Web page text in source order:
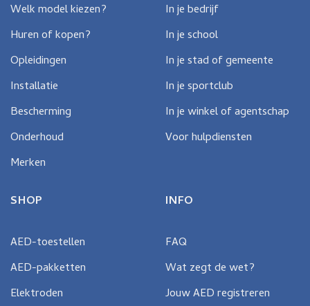
op
productpagina
Welk model kiezen?
Huren of kopen?
Opleidingen
Installatie
Bescherming
Onderhoud
Merken
In je bedrijf
In je school
In je stad of gemeente
In je sportclub
In je winkel of agentschap
Voor hulpdiensten
SHOP
AED-toestellen
AED-pakketten
Elektroden
INFO
FAQ
Wat zegt de wet?
Jouw AED registreren